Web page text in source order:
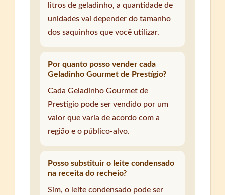
litros de geladinho, a quantidade de
unidades vai depender do tamanho
dos saquinhos que você utilizar.
Por quanto posso vender cada
Geladinho Gourmet de Prestígio?
Cada Geladinho Gourmet de
Prestígio pode ser vendido por um
valor que varia de acordo com a
região e o público-alvo.
Posso substituir o leite condensado
na receita do recheio?
Sim, o leite condensado pode ser